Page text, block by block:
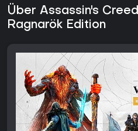
Über Assassin's
Ragnarök Edition